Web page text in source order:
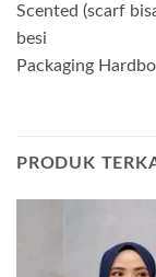
Scented (scarf
besi
Packaging
PRODUK